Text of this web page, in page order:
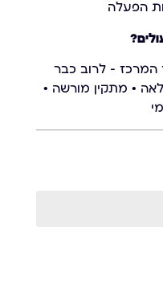
הפעלה
המרכז – לרוב כבר
• מתקין מורשה •